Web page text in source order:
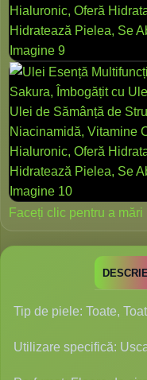
Faceți clic pentru a mări
Tip de piele: Toate,
Utilizare specifică: